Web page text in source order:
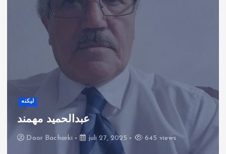
لیکنه
اعتدال لاره
Door Bacharki juli 27, 2025 580 views